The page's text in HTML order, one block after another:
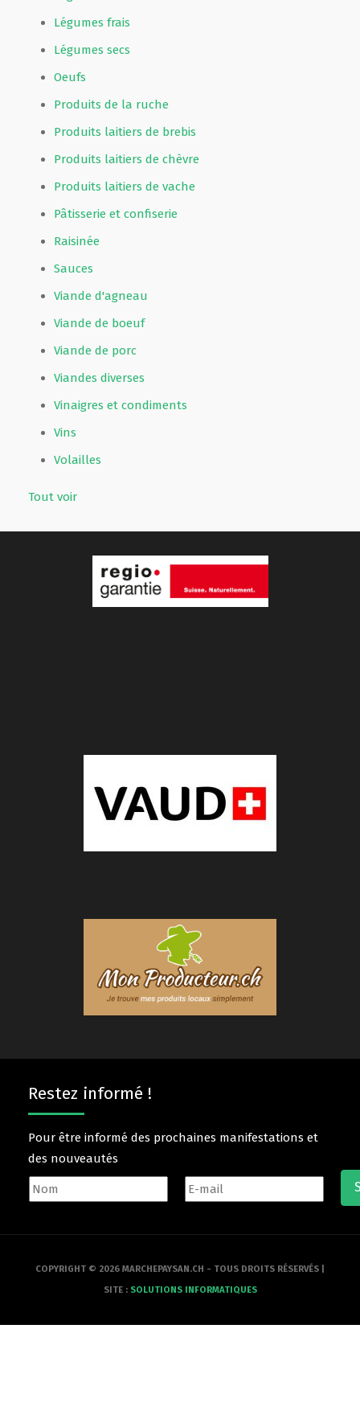
Légumes frais
Légumes secs
Oeufs
Produits de la ruche
Produits laitiers de brebis
Produits laitiers de chèvre
Produits laitiers de vache
Pâtisserie et confiserie
Raisinée
Sauces
Viande d'agneau
Viande de boeuf
Viande de porc
Viandes diverses
Vinaigres et condiments
Vins
Volailles
Tout voir
Restez informé !
Pour être informé des prochaines manifestations et
des nouveautés
COPYRIGHT © 2026 MARCHEPAYSAN.CH - TOUS DROITS RÉSERVÉS |
SITE : SOLUTIONS INFORMATIQUES